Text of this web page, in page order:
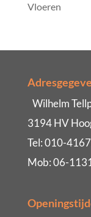
Vloeren
Wilhelm
3194 HV
Tel: 010-
Mob: 06-